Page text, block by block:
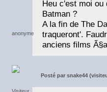
Heu c'est moi ou
Batman ?
A la fin de The
traqueront'.
anciens films
Posté par snake44